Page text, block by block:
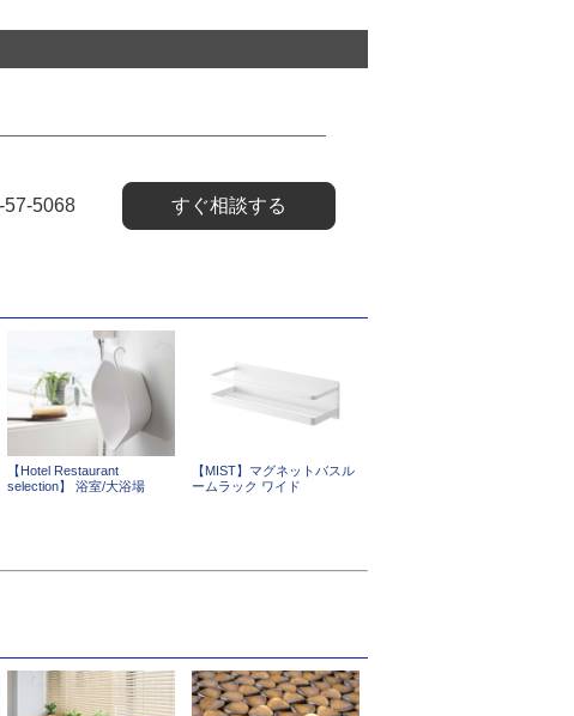
57-5068 すぐ相談する
【Hotel Restaurant
selection】 浴室/大浴場
【MIST】マグネットバスル
ームラック ワイド